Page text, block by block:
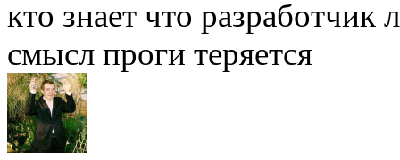
кто знает что разработчик
смысл проги теряется